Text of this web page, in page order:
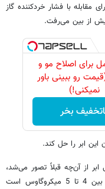
مقابله با فشار خردکننده گاز
از بین می‌رفت.
برای اصلاح مو و
رو ببینی باور
نمیکنی!)
بخر
ابر را حل کند.
از آن‌چه قبلاً تصور می‌شد،
بسیار بیشتر است. شدت میدان مغناطیسی ابر بین 4 تا 5 میکروگاوس است